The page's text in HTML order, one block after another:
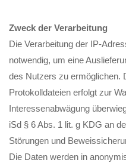
Zweck der Verarbeitung
Die Verarbeitung der IP-
notwendig, um eine
des Nutzers zu ermöglichen.
Protokolldateien erfolgt zur
Interessenabwägung
iSd § 6 Abs. 1 lit. g KDG an
Störungen und
Die Daten werden in